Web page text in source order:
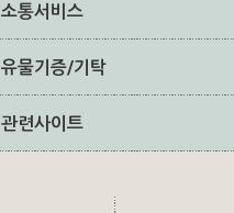
소통서비스
유물기증/기탁
관련사이트